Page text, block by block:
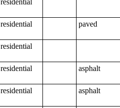
residential
residential paved
residential
residential asphalt
residential asphalt